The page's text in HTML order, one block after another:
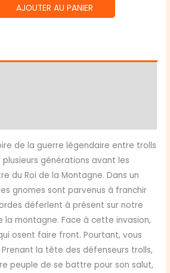
AJOUTER AU PANIER
de la guerre légendaire entre trolls
générations avant les
du Roi de la Montagne. Dans un
gnomes sont parvenus à franchir
déferlent à présent sur notre
montagne. Face à cette invasion,
osent faire front. Pourtant, vous
Prenant la tête des défenseurs trolls,
peuple de se battre pour son salut,